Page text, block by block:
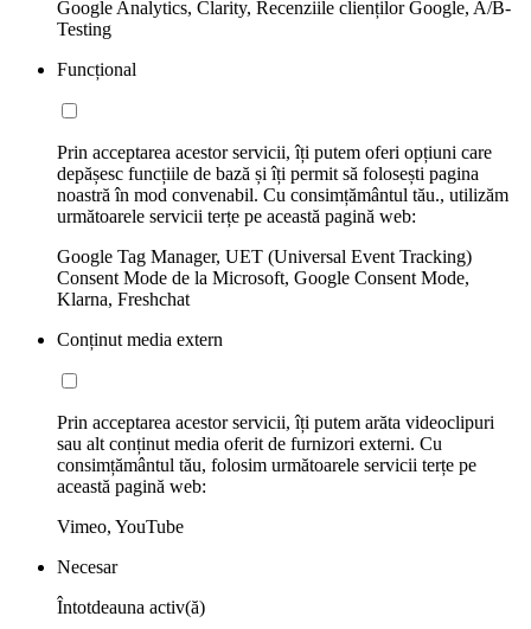
Google Analytics, Clarity, Recenziile clienților Google, A/B-
Testing
Funcțional
Prin acceptarea acestor servicii, îți putem oferi opțiuni care
depășesc funcțiile de bază și îți permit să folosești pagina
noastră în mod convenabil. Cu consimțământul tău., utilizăm
următoarele servicii terțe pe această pagină web:
Google Tag Manager, UET (Universal Event Tracking)
Consent Mode de la Microsoft, Google Consent Mode,
Klarna, Freshchat
Conținut media extern
Prin acceptarea acestor servicii, îți putem arăta videoclipuri
sau alt conținut media oferit de furnizori externi. Cu
consimțământul tău, folosim următoarele servicii terțe pe
această pagină web:
Vimeo, YouTube
Necesar
Întotdeauna activ(ă)